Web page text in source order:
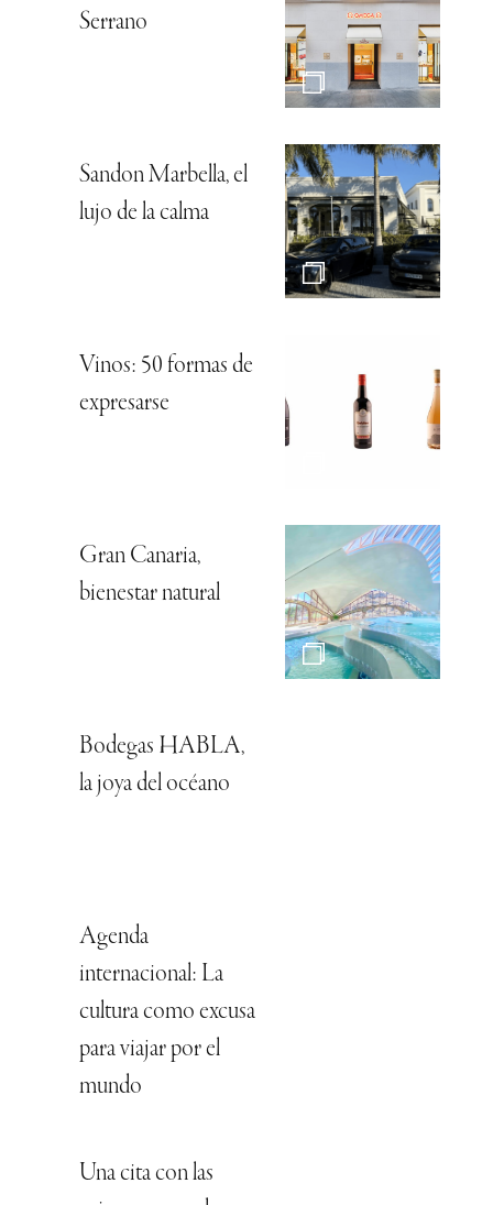
Serrano
Sandon Marbella, el
lujo de la calma
Vinos: 50 formas de
expresarse
Gran Canaria,
bienestar natural
Bodegas HABLA,
la joya del océano
Agenda
internacional: La
cultura como excusa
para viajar por el
mundo
Una cita con las